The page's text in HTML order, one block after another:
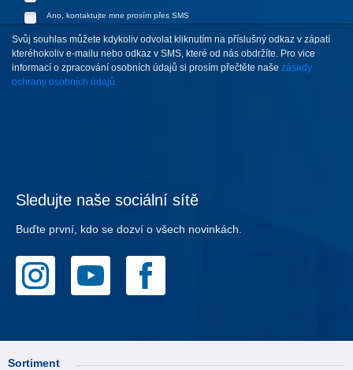
Ano, kontaktujte mne prosím přes SMS
Svůj souhlas můžete kdykoliv odvolat kliknutím na příslušný odkaz v zápatí
kteréhokoliv e-mailu nebo odkaz v SMS, které od nás obdržíte. Pro vice
informací o zpracování osobních údajů si prosím přečtěte naše zásady
ochrany osobních údajů.
Sledujte naše sociální sítě
Buďte první, kdo se dozví o všech novinkách.
Sortiment